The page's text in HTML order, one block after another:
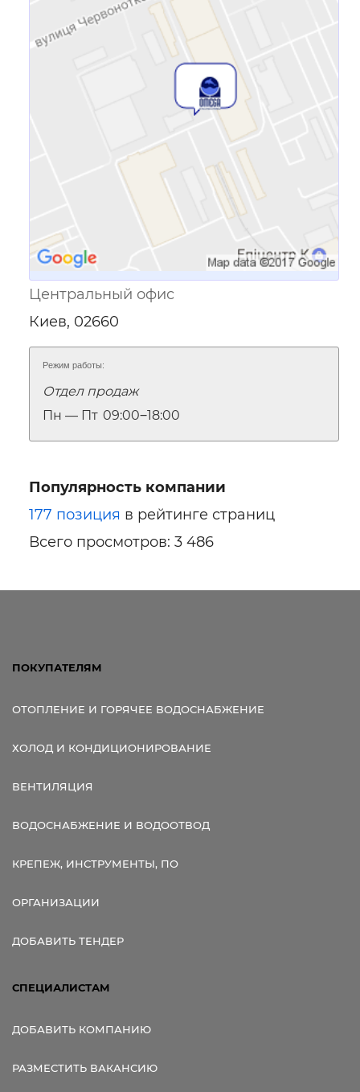
Ссылка для мобильных устройств
Центральный офис
Киев, 02660
Режим работы:
Отдел продаж
Пн — Пт 09:00‒18:00
Популярность компании
177 позиция в рейтинге страниц
Всего просмотров: 3 486
ПОКУПАТЕЛЯМ
ОТОПЛЕНИЕ И ГОРЯЧЕЕ ВОДОСНАБЖЕНИЕ
ХОЛОД И КОНДИЦИОНИРОВАНИЕ
ВЕНТИЛЯЦИЯ
ВОДОСНАБЖЕНИЕ И ВОДООТВОД
КРЕПЕЖ, ИНСТРУМЕНТЫ, ПО
ОРГАНИЗАЦИИ
ДОБАВИТЬ ТЕНДЕР
СПЕЦИАЛИСТАМ
ДОБАВИТЬ КОМПАНИЮ
РАЗМЕСТИТЬ ВАКАНСИЮ